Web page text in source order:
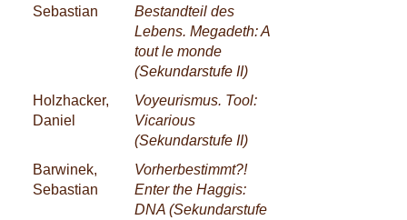
Sebastian
Bestandteil des
Lebens. Megadeth: A
tout le monde
(Sekundarstufe II)
Holzhacker,
Daniel
Voyeurismus. Tool:
Vicarious
(Sekundarstufe II)
Barwinek,
Sebastian
Vorherbestimmt?!
Enter the Haggis:
DNA (Sekundarstufe